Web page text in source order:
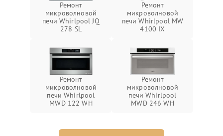
Ремонт
микроволновой
печи Whirlpool JQ
278 SL
Ремонт
микроволновой
печи Whirlpool MW
4100 IX
Ремонт
микроволновой
печи Whirlpool
MWD 122 WH
Ремонт
микроволновой
печи Whirlpool
MWD 246 WH